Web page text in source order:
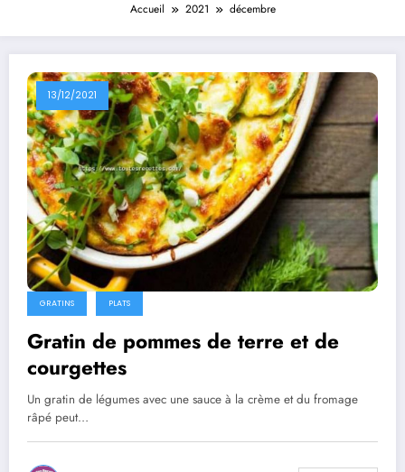
Accueil 2021 décembre
13/12/2021
GRATINS PLATS
Gratin de pommes de terre et de
courgettes
Un gratin de légumes avec une sauce à la crème et du fromage
râpé peut…